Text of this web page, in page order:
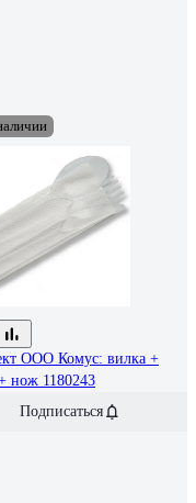
ООО Комус: вилка +
нож 1180243
Подписаться